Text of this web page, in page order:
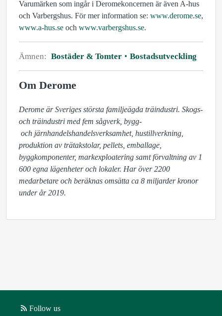
Varumärken som ingår i Deromekoncernen är även A-hus
och Varbergshus. För mer information se: www.derome.se,
www.a-hus.se och www.varbergshus.se.
Ämnen: Bostäder & Tomter Bostadsutveckling
Om Derome
Derome är Sveriges största familjeägda träindustri. Skogs-
och träindustri med fem sågverk, bygg-
produktion av trätakstolar, pellets, emballage,
byggkomponenter, markexploatering samt förvaltning av 1
600 egna lägenheter och lokaler. Har över 2200
medarbetare och beräknas omsätta ca 8 miljarder kronor
under år 2019.
Follow us